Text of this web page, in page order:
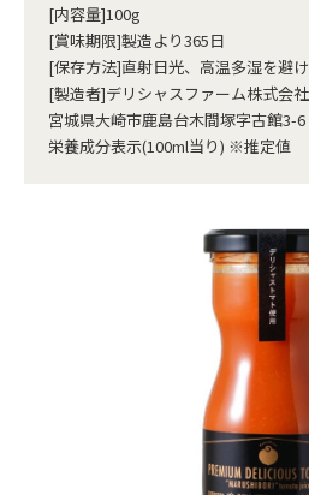
[内容量]100g
[賞味期限]製造より365日
[保存方法]直射日光、高温多湿を避
[製造者]デリシャスファーム株式会社
宮城県大崎市鹿島台木間塚字古館3-6
栄養成分表示(100ml当り) ※推定値